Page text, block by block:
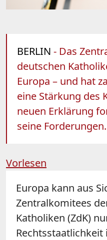
BERLIN - Das
deutschen
Europa – und hat
eine Stärkung des
neuen Erklärung
seine Forderungen.
Vorlesen
Europa kann aus
Zentralkomitees
Katholiken (ZdK)